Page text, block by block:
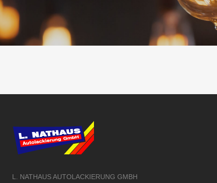
L. NATHAUS AUTOLACKIERUNG GMBH